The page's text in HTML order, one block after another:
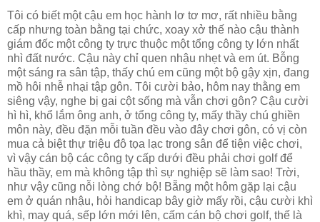
Tôi có biết một cậu em học hành lơ tơ mơ, rất nhiều bằng
cấp nhưng toàn bằng tại chức, xoay xở thế nào cậu thành
giám đốc một công ty trực thuộc một tổng công ty lớn nhất
nhì đất nước. Cậu này chỉ quen nhậu nhẹt và em út. Bỗng
một sáng ra sân tập, thấy chú em cũng một bộ gậy xịn, đang
mồ hôi nhễ nhại tập gôn. Tôi cười bảo, hôm nay thằng em
siêng vậy, nghe bị gai cột sống mà vẫn chơi gôn? Cậu cười
hì hì, khổ lắm ông anh, ở tổng công ty, mấy thầy chú ghiền
môn này, đều đặn mỗi tuần đều vào đây chơi gôn, có vị còn
mua cả biệt thự triệu đô tọa lạc trong sân để tiện việc chơi,
vì vậy cán bộ các công ty cấp dưới đều phải chơi golf để
hầu thầy, em mà không tập thì sự nghiệp sẽ làm sao! Trời,
như vậy cũng nỗi lòng chớ bộ! Bẵng một hôm gặp lại cậu
em ở quán nhậu, hỏi handicap bây giờ mấy rồi, cậu cười khì
khì, may quá, sếp lớn mới lên, cấm cán bộ chơi golf, thế là